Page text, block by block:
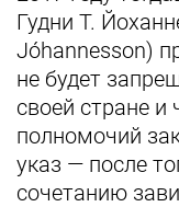
Гудни Т.
Jóhannesson)
не будет
своей стране и
полномочий
указ — после
сочетанию